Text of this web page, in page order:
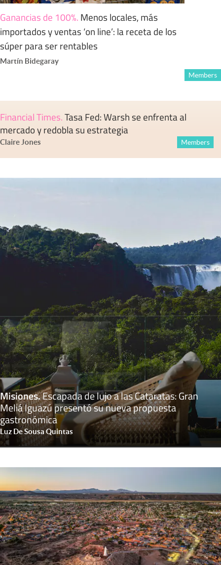
Ganancias de 100%. Menos locales, más
importados y ventas ‘on line’: la receta de los
súper para ser rentables
Martín Bidegaray
Members
Financial Times.Tasa Fed: Warsh se enfrenta al
mercado y redobla su estrategia
Claire Jones Members
Misiones.Escapada de lujo a las Cataratas: Gran
Meliá Iguazú presentó su nueva propuesta
gastronómica
Luz De Sousa Quintas